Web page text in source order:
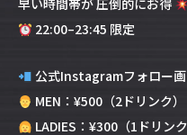
早い時間帯が 圧倒的にお得
22:00–23:45 限定
公式Instagramフォロー
MEN：¥500（2ドリンク）
LADIES：¥300（1ドリン